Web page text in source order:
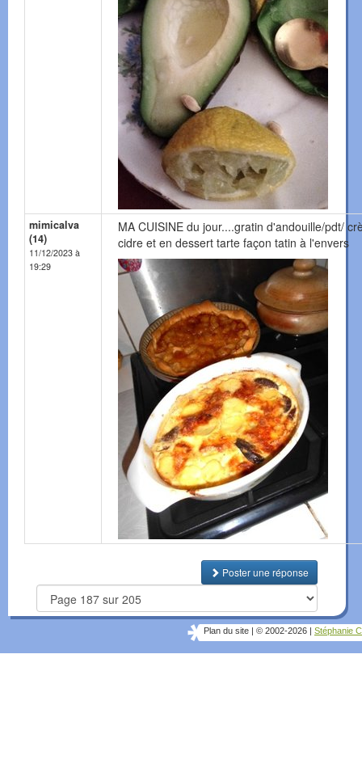
mimicalva
(14)
11/12/2023 à
19:29
MA CUISINE du jour....gratin d'andouille/pdt/
cidre et en dessert tarte façon tatin à l'envers
Poster une réponse
Plan du site © 2002-2026 Stéphanie C